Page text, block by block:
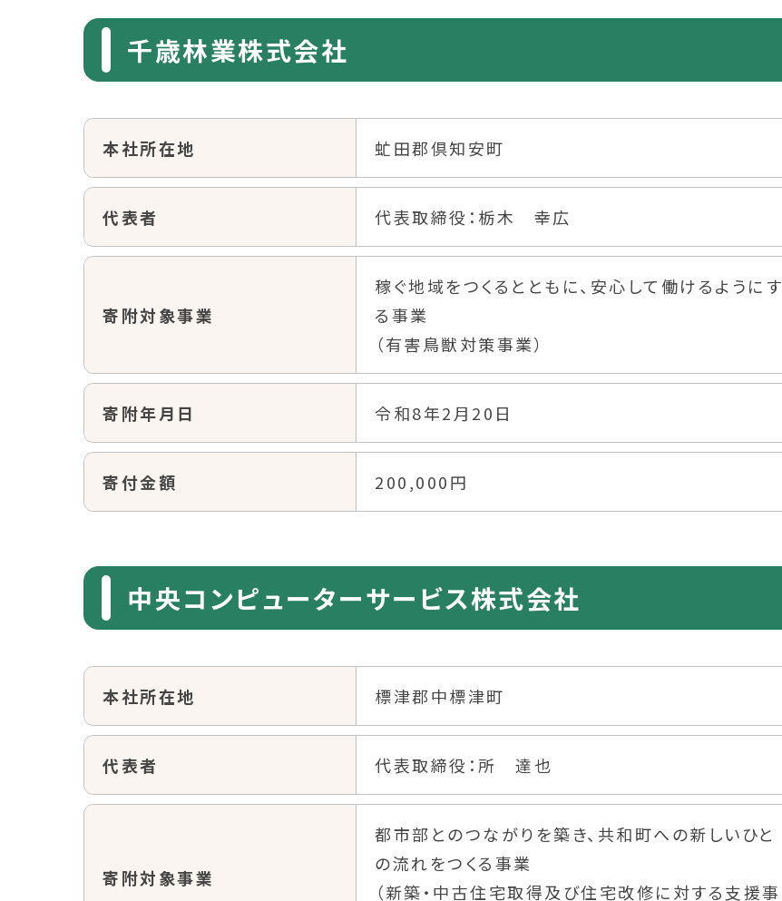
千歳林業株式会社
本社所在地 虻田郡倶知安町
代表者 代表取締役：栃木 幸広
寄附対象事業
稼ぐ地域をつくるとともに、安心して働けるようにす
る事業
（有害鳥獣対策事業）
寄附年月日 令和8年2月20日
寄付金額 200,000円
中央コンピューターサービス株式会社
本社所在地 標津郡中標津町
代表者 代表取締役：所 達也
寄附対象事業
都市部とのつながりを築き、共和町への新しいひと
の流れをつくる事業
（新築・中古住宅取得及び住宅改修に対する支援事